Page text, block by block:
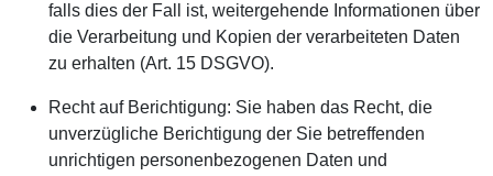
falls dies der Fall ist, weitergehende Informationen über
die Verarbeitung und Kopien der verarbeiteten Daten
zu erhalten (Art. 15 DSGVO).
Recht auf Berichtigung: Sie haben das Recht, die
unverzügliche Berichtigung der Sie betreffenden
unrichtigen personenbezogenen Daten und